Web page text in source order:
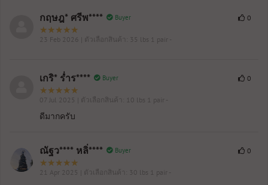
กฤษฎ* ศรีพ**** Buyer
23 Feb 2026 | ตัวเลือกสินค้า: 35 lbs 1 pair -
0
เกริ* ร่ำร**** Buyer
07 Jul 2025 | ตัวเลือกสินค้า: 10 lbs 1 pair -
0
ดีมากครับ
ณัฐว**** หลิ่**** Buyer
21 Apr 2025 | ตัวเลือกสินค้า: 30 lbs 1 pair -
0